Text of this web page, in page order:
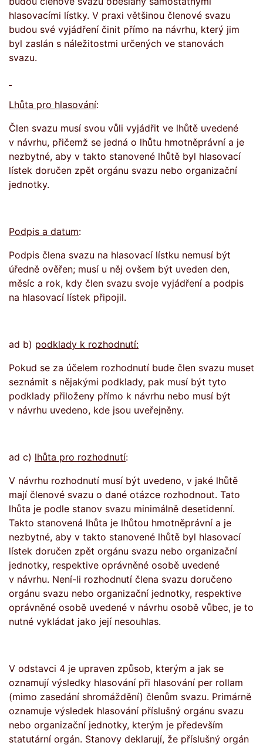
hlasovacími lístky. V praxi většinou členové svazu
budou své vyjádření činit přímo na návrhu, který jim
byl zaslán s náležitostmi určených ve stanovách
svazu.
Lhůta pro hlasování:
Člen svazu musí svou vůli vyjádřit ve lhůtě uvedené
v návrhu, přičemž se jedná o lhůtu hmotněprávní a je
nezbytné, aby v takto stanovené lhůtě byl hlasovací
lístek doručen zpět orgánu svazu nebo organizační
jednotky.
Podpis a datum:
Podpis člena svazu na hlasovací lístku nemusí být
úředně ověřen; musí u něj ovšem být uveden den,
měsíc a rok, kdy člen svazu svoje vyjádření a podpis
na hlasovací lístek připojil.
ad b) podklady k rozhodnutí:
Pokud se za účelem rozhodnutí bude člen svazu muset
seznámit s nějakými podklady, pak musí být tyto
podklady přiloženy přímo k návrhu nebo musí být
v návrhu uvedeno, kde jsou uveřejněny.
ad c) lhůta pro rozhodnutí:
V návrhu rozhodnutí musí být uvedeno, v jaké lhůtě
mají členové svazu o dané otázce rozhodnout. Tato
lhůta je podle stanov svazu minimálně desetidenní.
Takto stanovená lhůta je lhůtou hmotněprávní a je
nezbytné, aby v takto stanovené lhůtě byl hlasovací
lístek doručen zpět orgánu svazu nebo organizační
jednotky, respektive oprávněné osobě uvedené
v návrhu. Není-li rozhodnutí člena svazu doručeno
orgánu svazu nebo organizační jednotky, respektive
oprávněné osobě uvedené v návrhu osobě vůbec, je to
nutné vykládat jako její nesouhlas.
V odstavci 4 je upraven způsob, kterým a jak se
oznamují výsledky hlasování při hlasování per rollam
(mimo zasedání shromáždění) členům svazu. Primárně
oznamuje výsledek hlasování příslušný orgánu svazu
nebo organizační jednotky, kterým je především
statutární orgán. Stanovy deklarují, že příslušný orgán